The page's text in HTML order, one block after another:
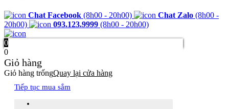
Chat Facebook (8h00 - 20h00) Chat Zalo (8h00 -
20h00)
093.123.9999 (8h00 - 20h00)
0
0
Giỏ hàng
Giỏ hàng trốngQuay lại cửa hàng
Tiếp tục mua sắm